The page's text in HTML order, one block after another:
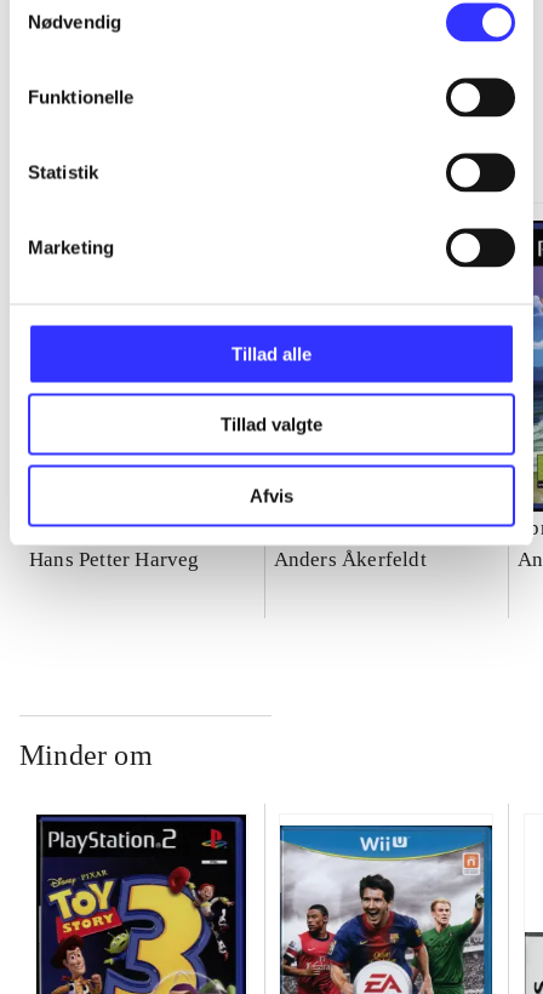
Nødvendig
Funktionelle
Statistik
Marketing
Tillad alle
Tillad valgte
Afvis
Springdale
Staldens hemmelighed
Hans Petter Harveg
Langs kysten
Anders Åkerfeldt
Minder om